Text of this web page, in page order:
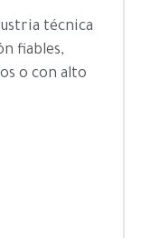
técnica
fiables,
o con alto